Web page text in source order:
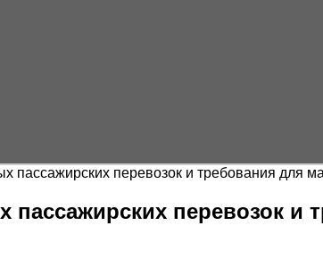
пассажирских перевозок и требования для
перевозок и